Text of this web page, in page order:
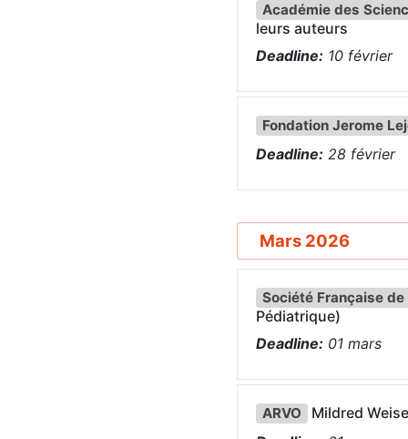
Académie des
leurs auteurs
Deadline: 10 février
Fondation Jerome
Deadline: 28 février
Mars 2026
Société Française
Pédiatrique)
Deadline: 01 mars
ARVO
Mildred